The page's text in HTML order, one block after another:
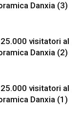
Danxia (3)
visitatori al
Danxia (2)
visitatori al
Danxia (1)